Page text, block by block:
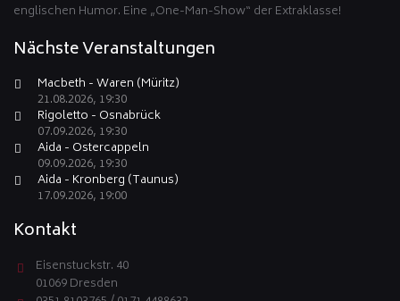
englischen Humor. Eine „One-Man-Show“ der Extraklasse!
Nächste Veranstaltungen
Macbeth - Waren (Müritz)
21.08.2026, 19:30
Rigoletto - Osnabrück
07.09.2026, 19:30
Aida - Ostercappeln
09.09.2026, 19:30
Aida - Kronberg (Taunus)
17.09.2026, 19:00
Kontakt
Eisenstuckstr. 40
01069 Dresden